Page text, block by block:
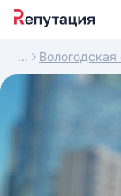
Вологодская